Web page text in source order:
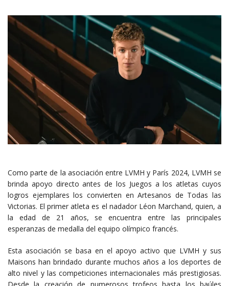
Como parte de la asociación entre LVMH y París 2024, LVMH se
brinda apoyo directo antes de los Juegos a los atletas cuyos
logros ejemplares los convierten en Artesanos de Todas las
Victorias. El primer atleta es el nadador Léon Marchand, quien, a
la edad de 21 años, se encuentra entre las principales
esperanzas de medalla del equipo olímpico francés.
Esta asociación se basa en el apoyo activo que LVMH y sus
Maisons han brindado durante muchos años a los deportes de
alto nivel y las competiciones internacionales más prestigiosas.